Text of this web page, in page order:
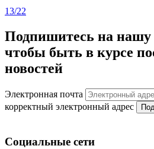
13/22
Подпишитесь на нашу
чтобы быть в курсе
новостей
Электронная почта
корректный электронный адрес
Социальные сети